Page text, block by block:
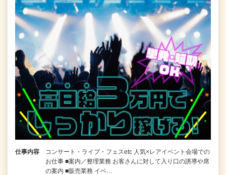
仕事内容
コンサート・ライブ・フェスetc 人気×レアイベント会場での
お仕事 ■案内／整理業務 お客さんに対して入り口の誘導や席
の案内 ■販売業務 イベ…